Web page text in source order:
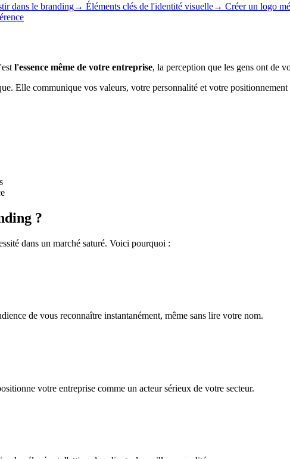
dans le branding→ Éléments clés de l'identité visuelle→ Créer un logo
l'essence même de votre entreprise, la perception que les gens ont de
Elle communique vos valeurs, votre personnalité et votre
?
dans un marché saturé. Voici pourquoi :
de vous reconnaître instantanément, même sans lire votre nom.
votre entreprise comme un acteur sérieux de votre secteur.